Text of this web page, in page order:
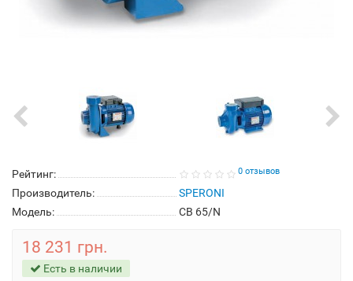
Рейтинг: 0 отзывов
Производитель:
SPERONI
Модель:
CB 65/N
18 231 грн.
Есть в наличии